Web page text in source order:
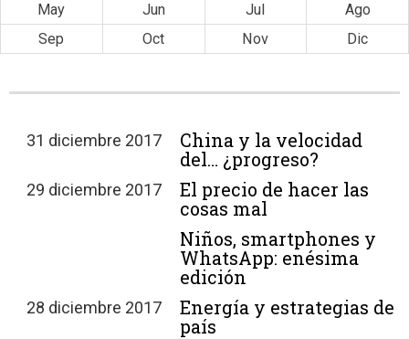
May
Jun Jul
Ago
Sep
Oct Nov Dic
31 diciembre 2017
China y la velocidad
del… ¿progreso?
29 diciembre 2017
El precio de hacer las
cosas mal
Niños, smartphones y
WhatsApp: enésima
edición
28 diciembre 2017
Energía y estrategias de
país